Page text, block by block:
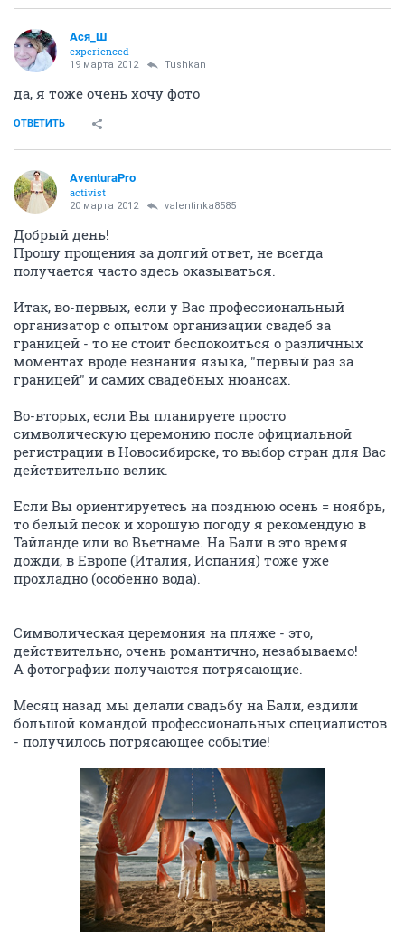
Ася_Ш
experienced
19 марта 2012 Tushkan
да, я тоже очень хочу фото
ОТВЕТИТЬ
AventuraPro
activist
20 марта 2012 valentinka8585
Добрый день!
Прошу прощения за долгий ответ, не всегда
получается часто здесь оказываться.
Итак, во-первых, если у Вас профессиональный
организатор с опытом организации свадеб за
границей - то не стоит беспокоиться о различных
моментах вроде незнания языка, "первый раз за
границей" и самих свадебных нюансах.
Во-вторых, если Вы планируете просто
символическую церемонию после официальной
регистрации в Новосибирске, то выбор стран для Вас
действительно велик.
Если Вы ориентируетесь на позднюю осень = ноябрь,
то белый песок и хорошую погоду я рекомендую в
Тайланде или во Вьетнаме. На Бали в это время
дожди, в Европе (Италия, Испания) тоже уже
прохладно (особенно вода).
Символическая церемония на пляже - это,
действительно, очень романтично, незабываемо!
А фотографии получаются потрясающие.
Месяц назад мы делали свадьбу на Бали, ездили
большой командой профессиональных специалистов
- получилось потрясающее событие!